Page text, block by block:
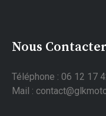
Nous Contacter
Téléphone : 06 12 17
Mail :